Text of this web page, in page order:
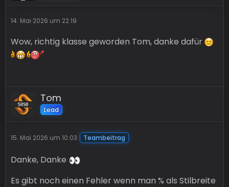
14. Mai 2026 um 22:19
Wow, richtig klasse geworden Tom, danke dafür
Tom
Lead
15. Mai 2026 um 10:03 Teambeitrag
Danke, Danke
Es gibt noch einen Fehler wenn man % als Stilbreite